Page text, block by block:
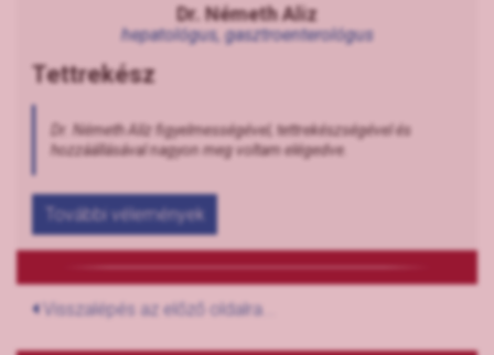
Tettrekész
Dr. Németh Alíz figyelmességével, tettrekészségével és
hozzáállásával nagyon meg voltam elégedve.
További vélemények
Dr. Németh Aliz
hepatológus, gasztroenterológus
Visszalépés az előző oldalra...